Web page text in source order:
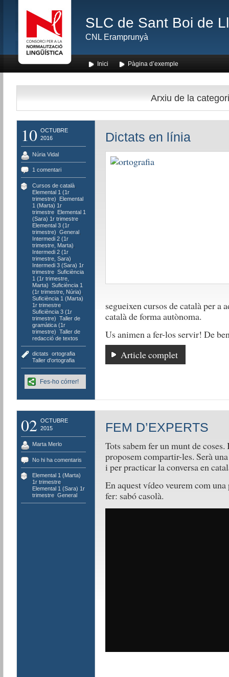
SLC de Sant Boi de
CNL Eramprunyà
Inici Pàgina d’exemple
Arxiu de la
10 OCTUBRE
2016
Núria Vidal
1 comentari
Cursos de català,
Elemental 1 (1r
trimestre)
Elemental
1 (Marta) 1r
trimestre, Elemental 1
(Sara) 1r trimestre,
Elemental 3 (1r
trimestre) General,
Intermedi 2 (1r
trimestre, Marta)
Intermedi 2 (1r
trimestre, Sara)
Intermedi 3 (Sara) 1r
trimestre, Suficiència
1 (1r trimestre,
Marta) Suficiència 1
(1r trimestre, Núria)
Suficiència 1 (Marta)
1r trimestre,
Suficiència 3 (1r
trimestre) Taller de
gramàtica (1r
trimestre) Taller de
redacció de textos
dictats ortografia,
Taller d'ortografia
Dictats en línia
segueixen cursos de català per a
català de forma autònoma.
Us animen a fer-los servir! De
Article complet
Fes-ho córrer!
02 OCTUBRE
2015
Marta Merlo
No hi ha comentaris
Elemental 1 (Marta)
1r trimestre,
Elemental 1 (Sara) 1r
trimestre, General
FEM D’EXPERTS
Tots sabem fer un munt de
proposem compartir-les. Serà
i per practicar la conversa en
En aquest vídeo veurem com una
fer: sabó casolà.